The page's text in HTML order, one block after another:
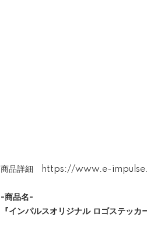
商品詳細 https://www.e-
-商品名-
『インパルスオリジナル ロゴステッカ